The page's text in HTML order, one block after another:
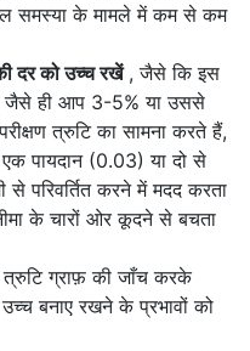
समस्या के मामले में कम से कम
दर को उच्च रखें, जैसे कि इस
जैसे ही आप 3-5% या उससे
त्रुटि का सामना करते हैं,
पायदान (0.03) या दो से
परिवर्तित करने में मदद करता
के चारों ओर कूदने से बचता
त्रुटि ग्राफ़ की जाँच करके
बनाए रखने के प्रभावों को